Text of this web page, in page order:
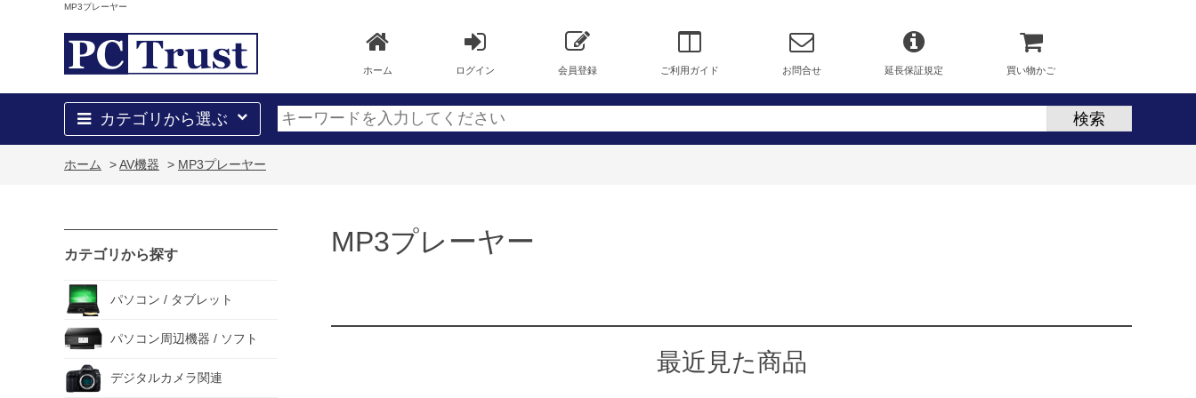
MP3プレーヤー
ホーム ログイン 会員登録 ご利用ガイド お問合せ 延長保証規定 買い物かご
カテゴリから選ぶ
ホーム >AV機器 > MP3プレーヤー
カテゴリから探す
パソコン / タブレット
パソコン周辺機器 / ソフト
デジタルカメラ関連
MP3プレーヤー
最近見た商品